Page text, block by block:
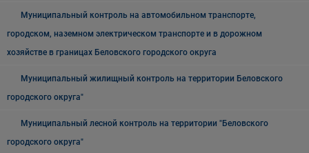
Муниципальный контроль на автомобильном транспорте,
городском, наземном электрическом транспорте и в дорожном
хозяйстве в границах Беловского городского округа
Муниципальный жилищный контроль на территории Беловского
городского округа"
Муниципальный лесной контроль на территории "Беловского
городского округа"